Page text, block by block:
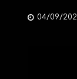
04/09/